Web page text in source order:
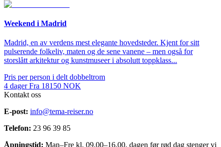
Weekend i Madrid
Madrid, en av verdens mest elegante hovedsteder. Kjent for sitt
pulserende folkeliv, maten og de sene vanene – men også for
storslått arkitektur og kunstmuseer i absolutt toppklass...
Pris per person i delt dobbeltrom
4 dager Fra 18150 NOK
Kontakt oss
E-post: info@tema-reiser.no
Telefon: 23 96 39 85
Åpningstid: Man–Fre kl. 09.00–16.00, dagen før rød dag stenger vi